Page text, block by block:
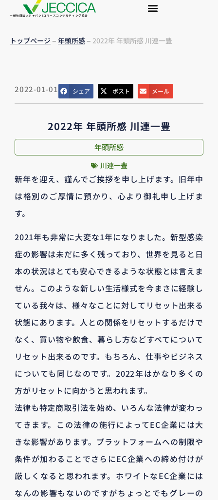
一般社団法人ジャパンEコマースコンサルティング協会
トップページ– 年頭所感– 2022年 年頭所感 川連一豊
2022-01-01 シェア ポスト メール
2022年 年頭所感 川連一豊
年頭所感
川連一豊
新年を迎え、謹んでご挨拶を申し上げます。旧年中
は格別のご厚情に預かり、心より御礼申し上げま
す。
2021年も非常に大変な1年になりました。新型感染
症の影響は未だに多く残っており、世界を見ると日
本の状況はとても安心できるような状態とは言えま
せん。このような新しい生活様式を今まさに経験し
ている我々は、様々なことに対してリセット出来る
状態にあります。人との関係をリセットするだけで
なく、買い物や飲食、暮らし方などすべてについて
リセット出来るのです。もちろん、仕事やビジネス
についても同じなのです。2022年はかなり多くの
方がリセットに向かうと思われます。
法律も特定商取引法を始め、いろんな法律が変わっ
てきます。この法律の施行によってEC企業には大
きな影響があります。プラットフォームへの制限や
条件が加わることでさらにEC企業への締め付けが
厳しくなると思われます。ホワイトなEC企業には
なんの影響もないのですがちょっとでもグレーの